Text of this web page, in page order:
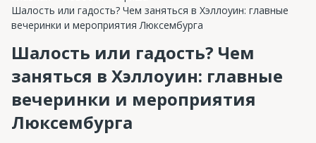
Шалость или гадость? Чем заняться в Хэллоуин: главные
вечеринки и мероприятия Люксембурга
Шалость или гадость? Чем
заняться в Хэллоуин: главные
вечеринки и мероприятия
Люксембурга